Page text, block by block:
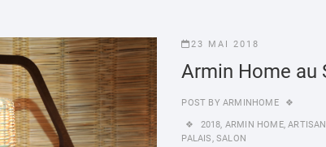
23 MAI 2018
Armin Home au
POST BY ARMINHOME
2018, ARMIN HOME,
PALAIS, SALON